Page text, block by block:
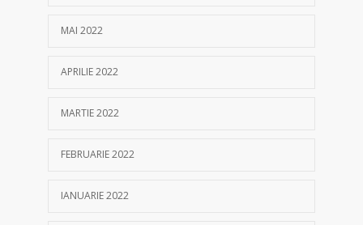
MAI 2022
APRILIE 2022
MARTIE 2022
FEBRUARIE 2022
IANUARIE 2022